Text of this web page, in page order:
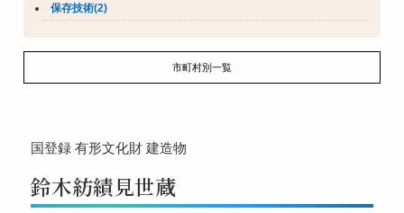
保存技術(2)
市町村別一覧
国登録 有形文化財 建造物
鈴木紡績見世蔵